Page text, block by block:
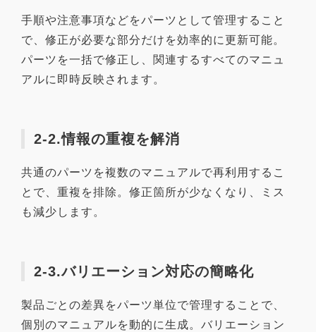
手順や注意事項などをパーツとして管理すること
で、修正が必要な部分だけを効率的に更新可能。
パーツを一括で修正し、関連するすべてのマニュ
アルに即時反映されます。
2-2.情報の重複を解消
共通のパーツを複数のマニュアルで再利用するこ
とで、重複を排除。修正箇所が少なくなり、ミス
も減少します。
2-3.バリエーション対応の簡略化
製品ごとの差異をパーツ単位で管理することで、
個別のマニュアルを動的に生成。バリエーション